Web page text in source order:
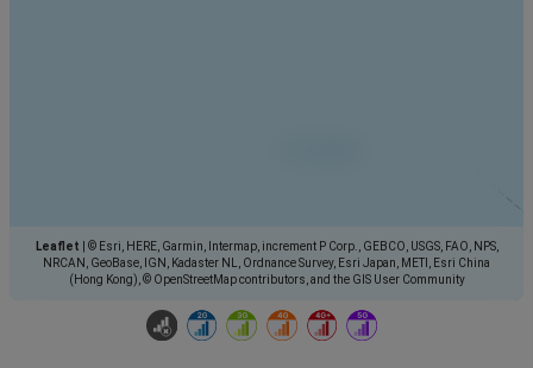
Leaflet
© Esri, HERE, Garmin, Intermap, increment P Corp., GEBCO, USGS, FAO, NPS,
NRCAN, GeoBase, IGN, Kadaster NL, Ordnance Survey, Esri Japan, METI, Esri China
(Hong Kong), © OpenStreetMap contributors, and the GIS User Community